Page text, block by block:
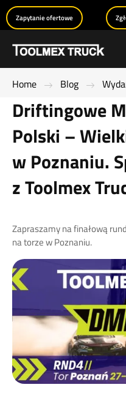
Zapytanie ofertowe
Home Blog
Driftingowe
Polski –
w Poznaniu.
z Toolmex
Zapraszamy na finałową
na torze w Poznaniu.